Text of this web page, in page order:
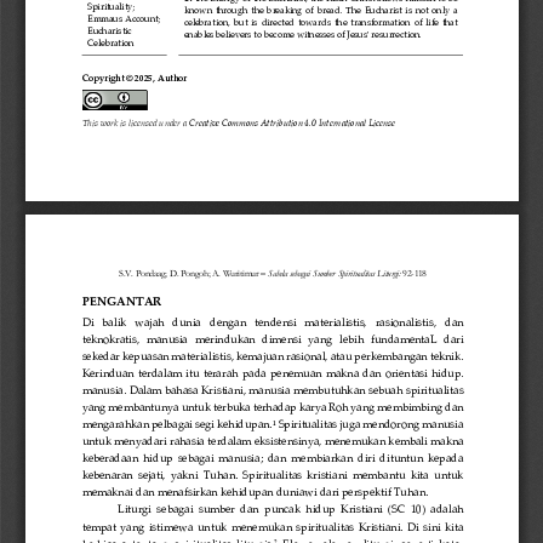
known through the breaking of bread. The Eucharist is not only a
celebration,  but  is  directed  towards  the  transformation  of  life  that
enables believers to become witnesses of Jesus' resurrection.
Spirituality;
Emmaus Account;
Eucharistic
Celebration
Copyright © 2025, Author
This work is licensed under a Creative Commons Attribution 4.0 International License
S.V. Pondaag; D. Pongoh; A. Wuritimur – Sabda sebagai Sumber Spiritualitas Liturgi: 92- 118
PENGANTAR
Di  balik  wajah  dunia dengan tendensi
materialistis,  rasionalistis,  dan
teknokratis,  manusia  merindukan dimensi yang  lebih  fundamentaL
dari
sekedar kepuasan materialistis, kemajuan rasional, atau perkembangan teknik.
Kerinduan terdalam itu terarah pada penemuan makna dan orientasi hidup.
manusia Dalam bahasa Kristiani , manusia membutuhkan sebuah spiritualitas
yang membantunya untuk terbuka terhadap karya Roh yang membimbing dan
mengarahkan pelbagai segi kehidupan. 1 Spiritualitas juga mendorong manusia
untuk menyadari rahasia terdalam eksistensinya, menemukan kembali makna
keberadaan  hidup  sebagai  manusia;  dan  membiarkan  diri  dituntun  kepada
kebenaran  sejati,  yakni  Tuhan.  Spiritualitas  kristiani  membantu  kita  untuk
memaknai dan menafsirkan kehidupan duniawi dari perspektif Tuhan.
Liturgi sebagai  sumber  dan  puncak  hidup Kristiani  (SC  10) adalah
tempat yang istimewa untuk menemukan spiritualitas Kristiani. Di sini kita
2